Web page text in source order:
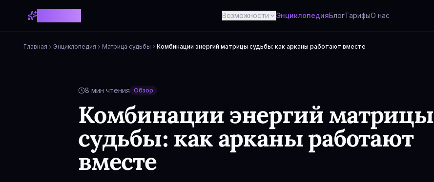
Возможности ЭнциклопедияБлогТарифыО нас
Главная Энциклопедия Матрица судьбы Комбинации энергий матрицы судьбы: как арканы работают вместе
8 мин чтения Обзор
Комбинации энергий матрицы
судьбы: как арканы работают
вместе